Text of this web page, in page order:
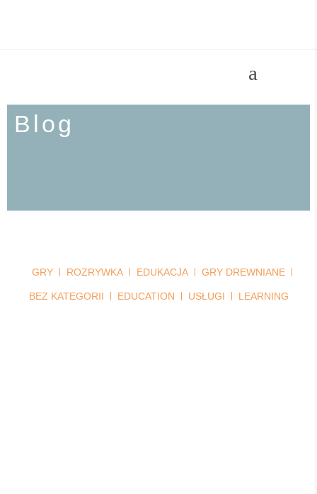
Blog
GRY ROZRYWKA EDUKACJA GRY DREWNIANE
BEZ KATEGORII EDUCATION USŁUGI LEARNING